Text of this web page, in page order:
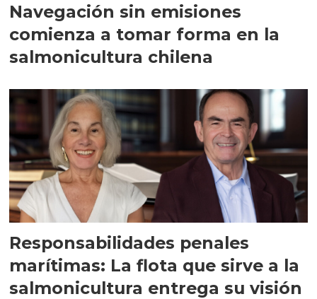
Navegación sin emisiones
comienza a tomar forma en la
salmonicultura chilena
Responsabilidades penales
marítimas: La flota que sirve a la
salmonicultura entrega su visión